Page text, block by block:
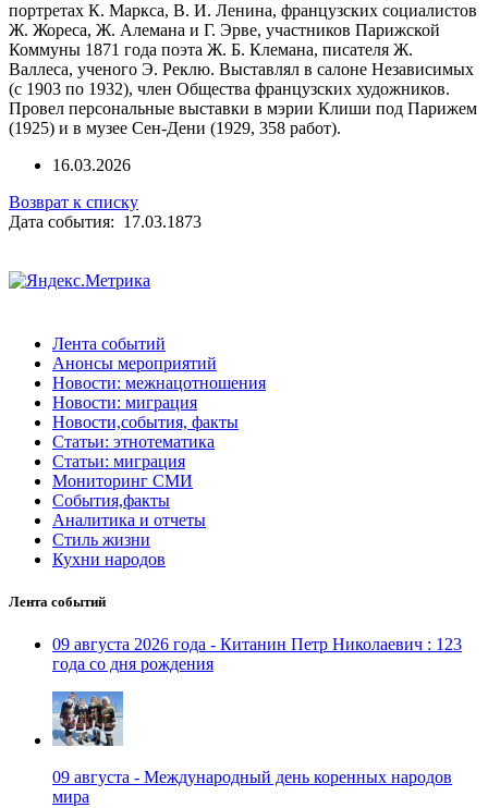
портретах К. Маркса, В. И. Ленина, французских социалистов
Ж. Жореса, Ж. Алемана и Г. Эрве, участников Парижской
Коммуны 1871 года поэта Ж. Б. Клемана, писателя Ж.
Валлеса, ученого Э. Реклю. Выставлял в салоне Независимых
(с 1903 по 1932), член Общества французских художников.
Провел персональные выставки в мэрии Клиши под Парижем
(1925) и в музее Сен-Дени (1929, 358 работ).
16.03.2026
Возврат к списку
Дата события: 17.03.1873
Лента событий
Анонсы мероприятий
Новости: межнацотношения
Новости: миграция
Новости,события, факты
Статьи: этнотематика
Статьи: миграция
Мониторинг СМИ
События,факты
Аналитика и отчеты
Стиль жизни
Кухни народов
Лента событий
09 августа 2026 года - Китанин Петр Николаевич : 123
года со дня рождения
09 августа - Международный день коренных народов
мира